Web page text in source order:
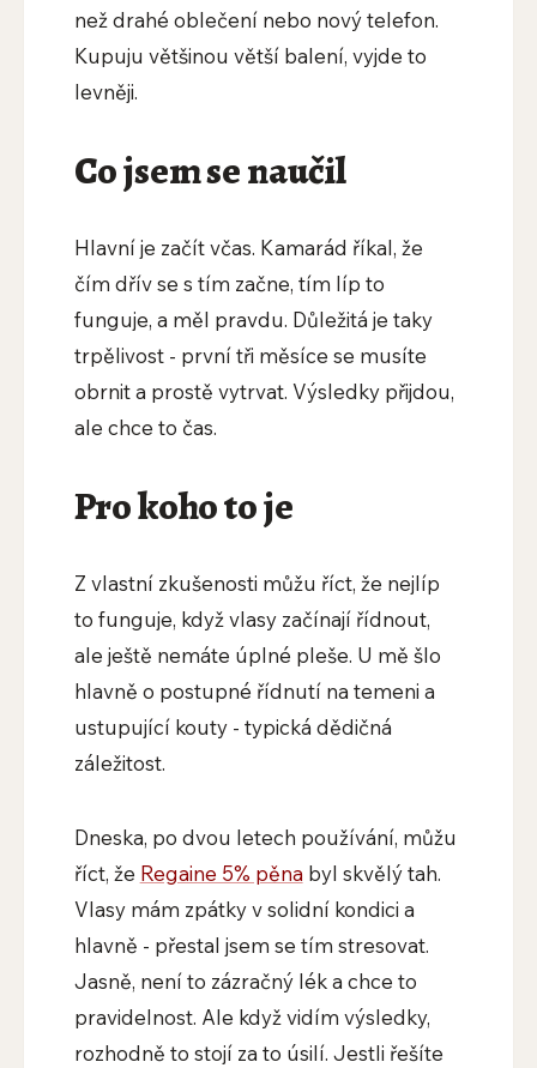
než drahé oblečení nebo nový telefon.
Kupuju většinou větší balení, vyjde to
levněji.
Co jsem se naučil
Hlavní je začít včas. Kamarád říkal, že
čím dřív se s tím začne, tím líp to
funguje, a měl pravdu. Důležitá je taky
trpělivost - první tři měsíce se musíte
obrnit a prostě vytrvat. Výsledky přijdou,
ale chce to čas.
Pro koho to je
Z vlastní zkušenosti můžu říct, že nejlíp
to funguje, když vlasy začínají řídnout,
ale ještě nemáte úplné pleše. U mě šlo
hlavně o postupné řídnutí na temeni a
ustupující kouty - typická dědičná
záležitost.
Dneska, po dvou letech používání, můžu
říct, že Regaine 5% pěna byl skvělý tah.
Vlasy mám zpátky v solidní kondici a
hlavně - přestal jsem se tím stresovat.
Jasně, není to zázračný lék a chce to
pravidelnost. Ale když vidím výsledky,
rozhodně to stojí za to úsilí. Jestli řešíte